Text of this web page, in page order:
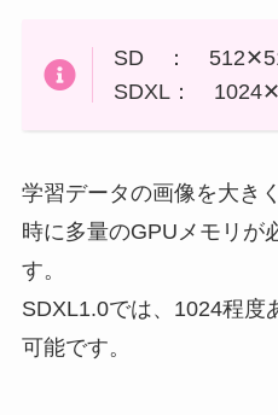
SD ：
SDXL：
学習データの画像を大き
時に多量のGPUメモリが
す。
SDXL1.0では、1024程度
可能です。